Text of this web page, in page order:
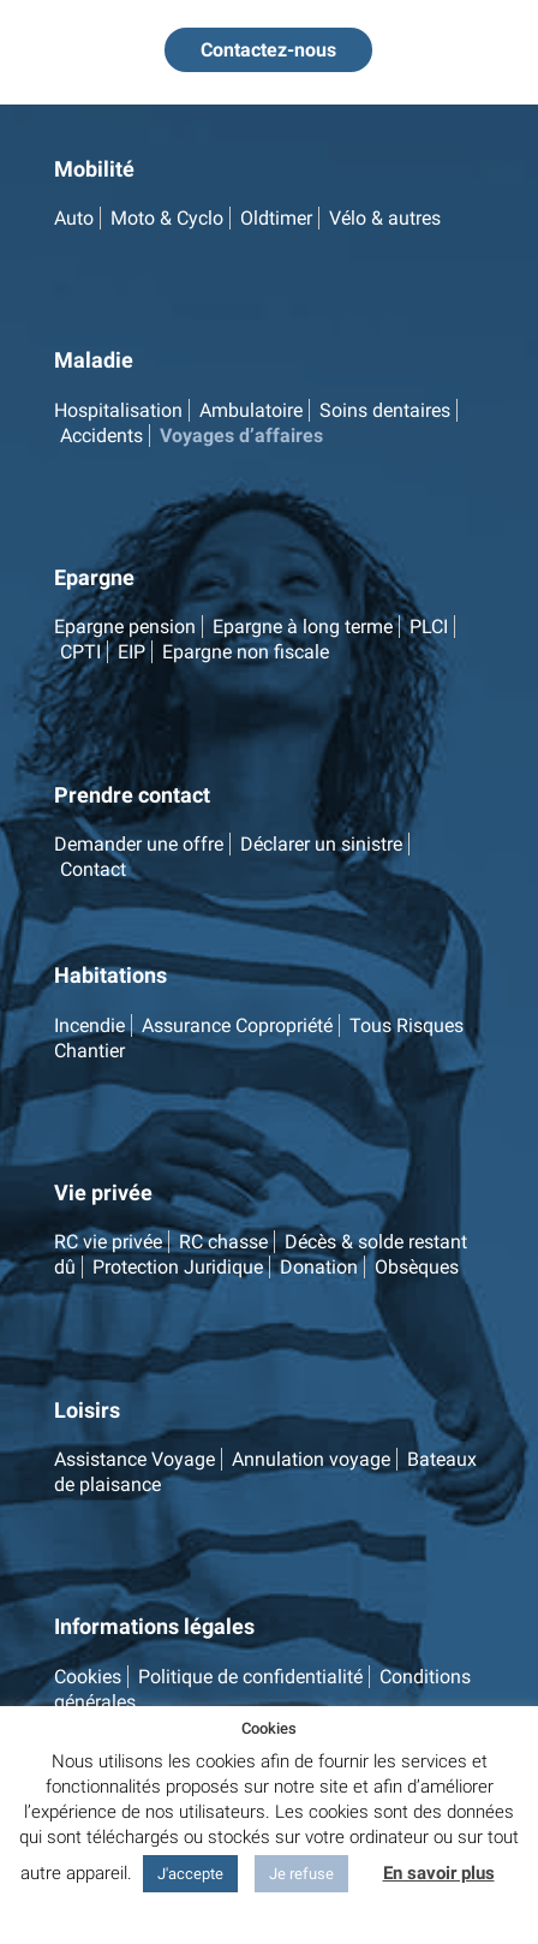
Contactez-nous
Mobilité
Auto Moto & Cyclo Oldtimer Vélo & autres
Maladie
Hospitalisation Ambulatoire
Soins dentaires
Accidents
Voyages d’affaires
Epargne
Epargne pension Epargne à long terme
PLCI
CPTI
EIP Epargne non fiscale
Prendre contact
Demander une offre
Déclarer un sinistre
Contact
Habitations
Incendie Assurance Copropriété
Tous Risques
Chantier
Vie privée
RC vie privée RC chasse
Décès & solde restant
dû
Protection Juridique Donation Obsèques
Loisirs
Assistance Voyage Annulation voyage
Bateaux
de plaisance
Informations légales
Cookies Politique de confidentialité
Conditions
générales
Cookies
Nous utilisons les cookies afin de fournir les services et
fonctionnalités proposés sur notre site et afin d’améliorer
l’expérience de nos utilisateurs. Les cookies sont des données
qui sont téléchargés ou stockés sur votre ordinateur ou sur tout
autre appareil.
J'accepte Je refuse En savoir plus